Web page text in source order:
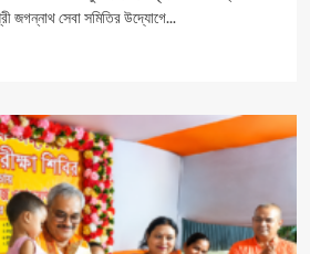
জগন্নাথ সেবা সমিতির উদ্যোগে...